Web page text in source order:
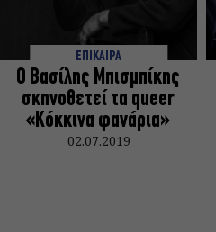
ΕΠΙΚΑΙΡΑ
Ο Βασίλης Μπισμπίκης
σκηνοθετεί τα queer
«Κόκκινα φανάρια»
02.07.2019